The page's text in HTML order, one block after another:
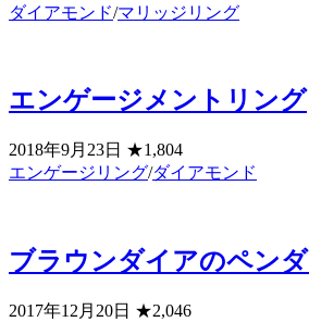
ダイアモンド/マリッジリング
エンゲージメントリング
2018年9月23日 ★1,804
エンゲージリング/ダイアモンド
ブラウンダイアのペン
2017年12月20日 ★2,046